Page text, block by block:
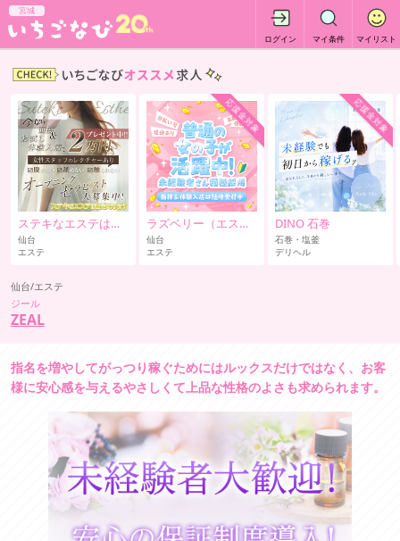
宮城
ログイン マイ条件 マイリスト
ステキなエステは好きですか？
仙台
エステ
応援金対象
ラズベリー（エステ）
仙台
エステ
応援金対象
DINO 石巻
石巻・塩釜
デリヘル
仙台/エステ
ジール
ZEAL
指名を増やしてがっつり稼ぐためにはルックスだけではなく、お客
様に安心感を与えるやさしくて上品な性格のよさも求められます。